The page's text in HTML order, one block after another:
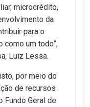
microcrédito,
da
para o
como um todo”,
Luiz Lessa.
por meio do
de recursos
Fundo Geral de